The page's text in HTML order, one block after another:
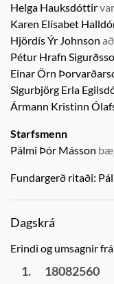
Helga Hauksdóttir
Karen Elísabet
Hjördís Ýr Johnson
Pétur Hrafn
Einar Örn
Sigurbjörg Erla
Ármann Kristinn
Starfsmenn
Pálmi Þór Másson
Fundargerð ritaði:
Dagskrá
Erindi og umsagnir
1. 18082560